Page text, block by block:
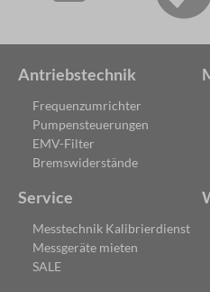
Antriebstechnik
Frequenzumrichter
Pumpensteuerungen
EMV-Filter
Bremswiderstände
Service
Messtechnik Kalibrierdienst
Messgeräte mieten
SALE